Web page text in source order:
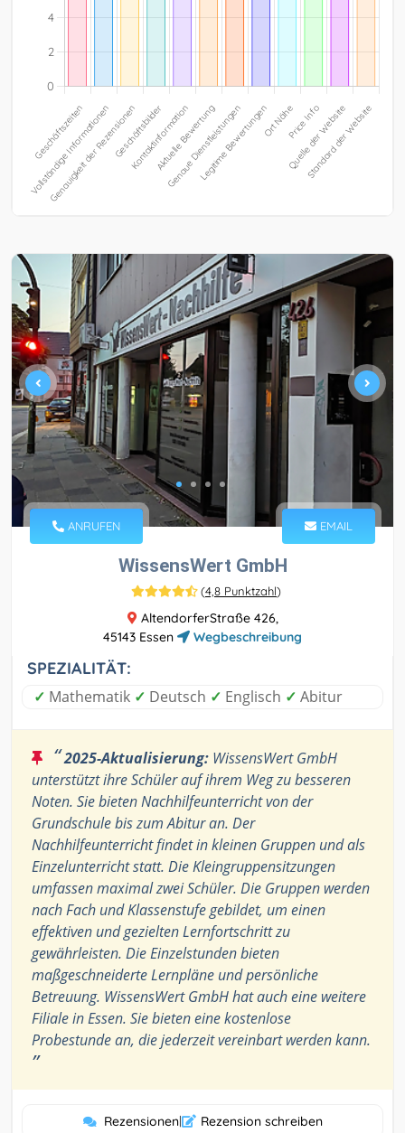
ANRUFEN EMAIL
WissensWert GmbH
(4,8 Punktzahl)
AltendorferStraße 426,
45143 Essen
Wegbeschreibung
SPEZIALITÄT:
✓ Mathematik ✓ Deutsch ✓ Englisch ✓ Abitur
“2025-Aktualisierung: WissensWert GmbH
unterstützt ihre Schüler auf ihrem Weg zu besseren
Noten. Sie bieten Nachhilfeunterricht von der
Grundschule bis zum Abitur an. Der
Nachhilfeunterricht findet in kleinen Gruppen und als
Einzelunterricht statt. Die Kleingruppensitzungen
umfassen maximal zwei Schüler. Die Gruppen werden
nach Fach und Klassenstufe gebildet, um einen
effektiven und gezielten Lernfortschritt zu
gewährleisten. Die Einzelstunden bieten
maßgeschneiderte Lernpläne und persönliche
Betreuung. WissensWert GmbH hat auch eine weitere
Filiale in Essen. Sie bieten eine kostenlose
Probestunde an, die jederzeit vereinbart werden kann.
”
Rezensionen| Rezension schreiben